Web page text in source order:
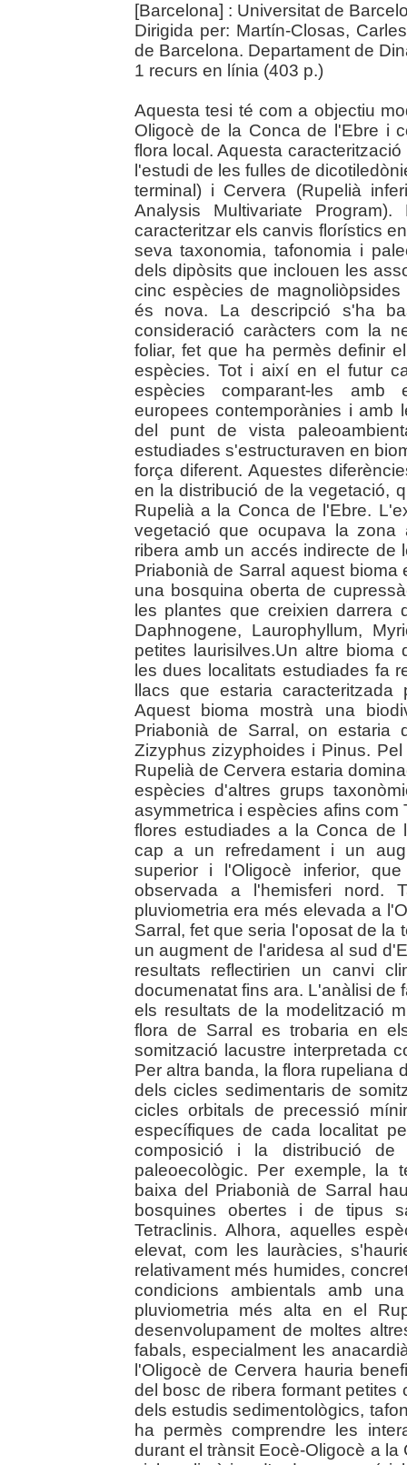
[Barcelona] : Universitat de
Dirigida per: Martín-Closas,
de Barcelona. Departament de
1 recurs en línia (403 p.)
Aquesta tesi té com a objectiu
Oligocè de la Conca de l'Ebre i
flora local. Aquesta
l'estudi de les fulles de
terminal) i Cervera (Rupelià
Analysis Multivariate
caracteritzar els canvis florístics
seva taxonomia, tafonomia i
dels dipòsits que inclouen les
cinc espècies de
és nova. La descripció s'ha
consideració caràcters com la
foliar, fet que ha permès definir
espècies. Tot i així en el futur
espècies comparant-les amb
europees contemporànies i amb
del punt de vista
estudiades s'estructuraven en
força diferent. Aquestes
en la distribució de la vegetació,
Rupelià a la Conca de l'Ebre.
vegetació que ocupava la
ribera amb un accés indirecte
Priabonià de Sarral aquest bioma
una bosquina oberta de
les plantes que creixien darrera
Daphnogene, Laurophyllum,
petites laurisilves.Un altre bioma
les dues localitats estudiades fa
llacs que estaria
Aquest bioma mostrà una
Priabonià de Sarral, on estaria
Zizyphus zizyphoides i Pinus.
Rupelià de Cervera estaria
espècies d'altres grups
asymmetrica i espècies afins
flores estudiades a la Conca de
cap a un refredament i un
superior i l'Oligocè inferior,
observada a l'hemisferi nord.
pluviometria era més elevada a
Sarral, fet que seria l'oposat de
un augment de l'aridesa al sud
resultats reflectirien un canvi
documenatat fins ara. L'anàlisi de
els resultats de la modelització
flora de Sarral es trobaria en
somització lacustre interpretada
Per altra banda, la flora rupeliana
dels cicles sedimentaris de
cicles orbitals de precessió
específiques de cada localitat
composició i la distribució de
paleoecològic. Per exemple, la
baixa del Priabonià de Sarral
bosquines obertes i de tipus
Tetraclinis. Alhora, aquelles
elevat, com les lauràcies,
relativament més humides,
condicions ambientals amb
pluviometria més alta en el
desenvolupament de moltes
fabals, especialment les
l'Oligocè de Cervera hauria
del bosc de ribera formant
dels estudis sedimentològics,
ha permès comprendre les
durant el trànsit Eocè-Oligocè a